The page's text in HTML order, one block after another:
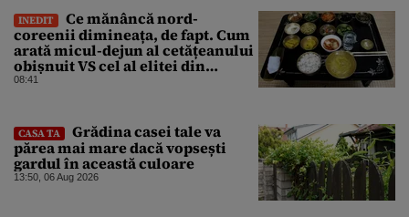
INEDIT
Ce mănâncă nord-
coreenii dimineața, de fapt. Cum
arată micul-dejun al cetățeanului
obișnuit VS cel al elitei din
Phenian
08:41
CASA TA
Grădina casei tale va
părea mai mare dacă vopsești
gardul în această culoare
13:50, 06 Aug 2026